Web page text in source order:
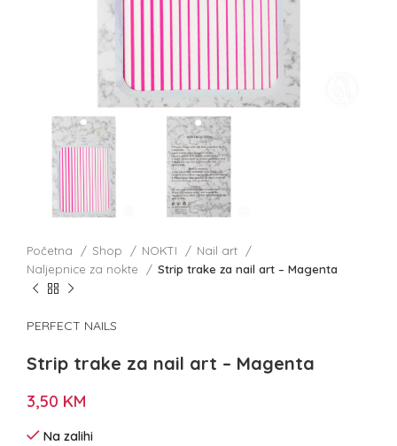
Početna Shop NOKTI
Nail art
Naljepnice za nokte
Strip trake za nail art – Magenta
PERFECT NAILS
Strip trake za nail art – Magenta
3,50 KM
Na zalihi